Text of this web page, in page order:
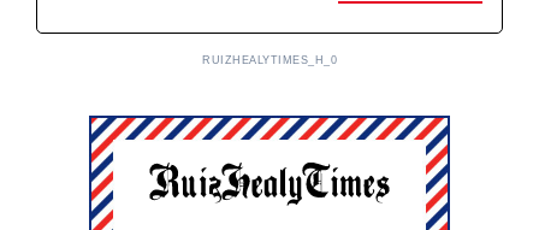
RUIZHEALYTIMES_H_0